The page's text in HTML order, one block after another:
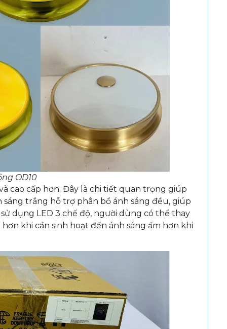
OD10
cao cấp hơn. Đây là chi tiết quan trọng giúp
trắng hỗ trợ phân bổ ánh sáng đều, giúp
dụng LED 3 chế độ, người dùng có thể thay
khi cần sinh hoạt đến ánh sáng ấm hơn khi